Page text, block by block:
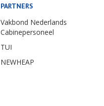
PARTNERS
Vakbond Nederlands
Cabinepersoneel
TUI
NEWHEAP